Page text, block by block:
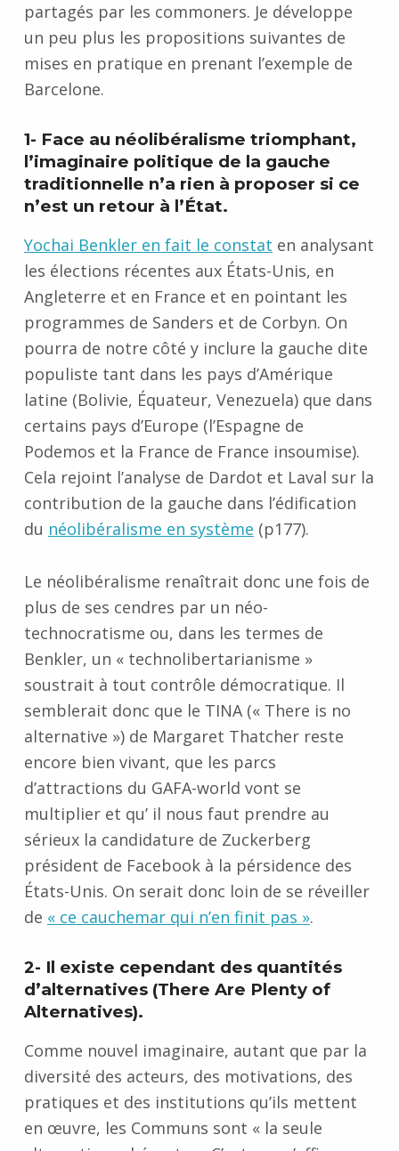
partagés par les commoners. Je développe
un peu plus les propositions suivantes de
mises en pratique en prenant l’exemple de
Barcelone.
1- Face au néolibéralisme triomphant,
l’imaginaire politique de la gauche
traditionnelle n’a rien à proposer si ce
n’est un retour à l’État.
Yochai Benkler en fait le constat en analysant
les élections récentes aux États-Unis, en
Angleterre et en France et en pointant les
programmes de Sanders et de Corbyn. On
pourra de notre côté y inclure la gauche dite
populiste tant dans les pays d’Amérique
latine (Bolivie, Équateur, Venezuela) que dans
certains pays d’Europe (l’Espagne de
Podemos et la France de France insoumise).
Cela rejoint l’analyse de Dardot et Laval sur la
contribution de la gauche dans l’édification
du néolibéralisme en système (p177).
Le néolibéralisme renaîtrait donc une fois de
plus de ses cendres par un néo-
technocratisme ou, dans les termes de
Benkler, un « technolibertarianisme »
soustrait à tout contrôle démocratique. Il
semblerait donc que le TINA(« There is no
alternative ») de Margaret Thatcher reste
encore bien vivant, que les parcs
d’attractions du GAFA-world vont se
multiplier et qu’ il nous faut prendre au
sérieux la candidature de Zuckerberg
président de Facebook à la pérsidence des
États-Unis. On serait donc loin de se réveiller
de « ce cauchemar qui n’en finit pas ».
2- Il existe cependant des quantités
d’alternatives (There Are Plenty of
Alternatives).
Comme nouvel imaginaire, autant que par la
diversité des acteurs, des motivations, des
pratiques et des institutions qu’ils mettent
en œuvre, les Communs sont « la seule